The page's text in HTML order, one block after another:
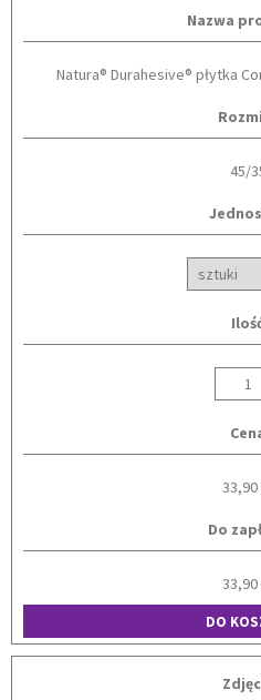
Nazwa
Natura® Durahesive® płytka
45/
33,90
Do
33,90
DO